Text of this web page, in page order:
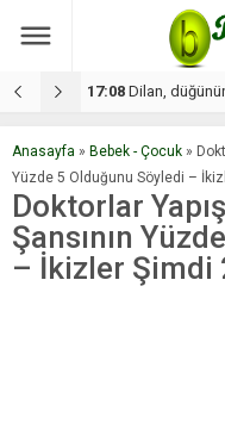
17:08 Dilan,
Anasayfa » Bebek - Çocuk »
Yüzde 5 Olduğunu Söyledi –
Doktorlar
Şansının
– İkizler Şimdi